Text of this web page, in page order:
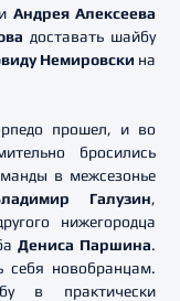
и Андрея Алексеева
доставать шайбу
Немировскина
прошел, и во
бросились
в межсезонье
Галузин,
нижегородца
Дениса Паршина.
себя новобранцам.
в практически